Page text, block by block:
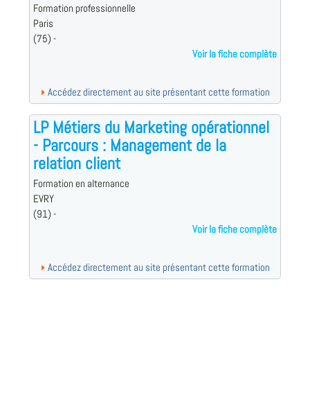
Formation professionnelle
Paris
(75) -
Voir la fiche complète
Accédez directement au site présentant cette formation
LP Métiers du Marketing opérationnel
- Parcours : Management de la
relation client
Formation en alternance
EVRY
(91) -
Voir la fiche complète
Accédez directement au site présentant cette formation